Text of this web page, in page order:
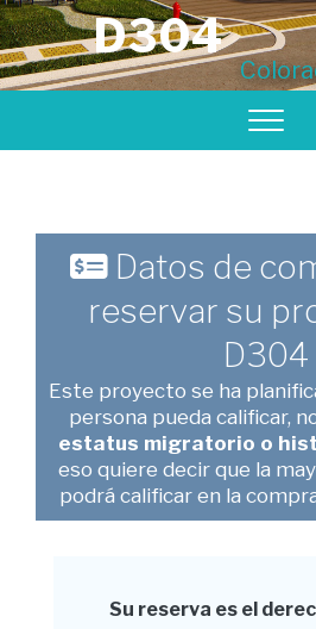
D304
Datos de
reservar su
D304
Este proyecto se ha
persona pueda calificar,
estatus migratorio o
eso quiere decir que la
podrá calificar en la
Su reserva es el